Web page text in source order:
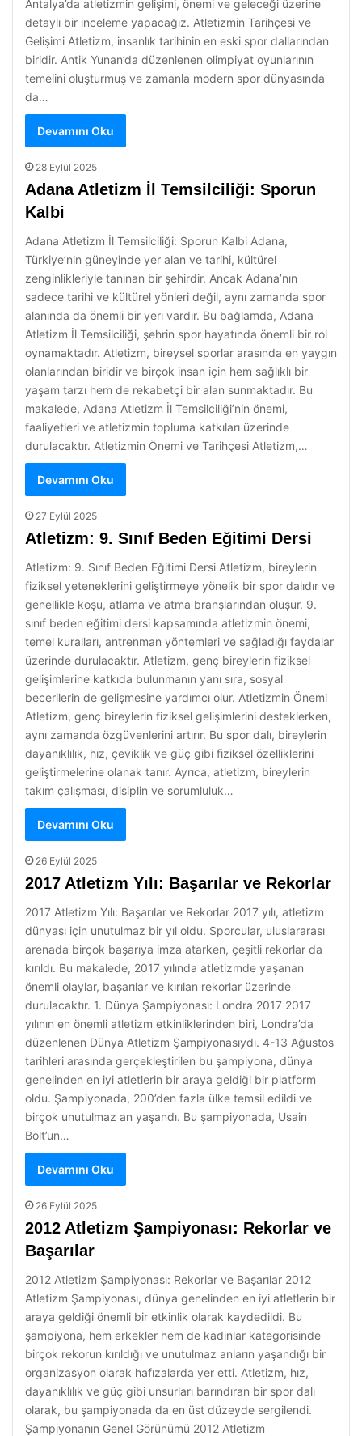
Antalya’da atletizmin gelişimi, önemi ve geleceği üzerine
detaylı bir inceleme yapacağız. Atletizmin Tarihçesi ve
Gelişimi Atletizm, insanlık tarihinin en eski spor dallarından
biridir. Antik Yunan’da düzenlenen olimpiyat oyunlarının
temelini oluşturmuş ve zamanla modern spor dünyasında
da…
Devamını Oku
28 Eylül 2025
Adana Atletizm İl Temsilciliği: Sporun
Kalbi
Adana Atletizm İl Temsilciliği: Sporun Kalbi Adana,
Türkiye’nin güneyinde yer alan ve tarihi, kültürel
zenginlikleriyle tanınan bir şehirdir. Ancak Adana’nın
sadece tarihi ve kültürel yönleri değil, aynı zamanda spor
alanında da önemli bir yeri vardır. Bu bağlamda, Adana
Atletizm İl Temsilciliği, şehrin spor hayatında önemli bir rol
oynamaktadır. Atletizm, bireysel sporlar arasında en yaygın
olanlarından biridir ve birçok insan için hem sağlıklı bir
yaşam tarzı hem de rekabetçi bir alan sunmaktadır. Bu
makalede, Adana Atletizm İl Temsilciliği’nin önemi,
faaliyetleri ve atletizmin topluma katkıları üzerinde
durulacaktır. Atletizmin Önemi ve Tarihçesi Atletizm,…
Devamını Oku
27 Eylül 2025
Atletizm: 9. Sınıf Beden Eğitimi Dersi
Atletizm: 9. Sınıf Beden Eğitimi Dersi Atletizm, bireylerin
fiziksel yeteneklerini geliştirmeye yönelik bir spor dalıdır ve
genellikle koşu, atlama ve atma branşlarından oluşur. 9.
sınıf beden eğitimi dersi kapsamında atletizmin önemi,
temel kuralları, antrenman yöntemleri ve sağladığı faydalar
üzerinde durulacaktır. Atletizm, genç bireylerin fiziksel
gelişimlerine katkıda bulunmanın yanı sıra, sosyal
becerilerin de gelişmesine yardımcı olur. Atletizmin Önemi
Atletizm, genç bireylerin fiziksel gelişimlerini desteklerken,
aynı zamanda özgüvenlerini artırır. Bu spor dalı, bireylerin
dayanıklılık, hız, çeviklik ve güç gibi fiziksel özelliklerini
geliştirmelerine olanak tanır. Ayrıca, atletizm, bireylerin
takım çalışması, disiplin ve sorumluluk…
Devamını Oku
26 Eylül 2025
2017 Atletizm Yılı: Başarılar ve Rekorlar
2017 Atletizm Yılı: Başarılar ve Rekorlar 2017 yılı, atletizm
dünyası için unutulmaz bir yıl oldu. Sporcular, uluslararası
arenada birçok başarıya imza atarken, çeşitli rekorlar da
kırıldı. Bu makalede, 2017 yılında atletizmde yaşanan
önemli olaylar, başarılar ve kırılan rekorlar üzerinde
durulacaktır. 1. Dünya Şampiyonası: Londra 2017 2017
yılının en önemli atletizm etkinliklerinden biri, Londra’da
düzenlenen Dünya Atletizm Şampiyonasıydı. 4-13 Ağustos
tarihleri arasında gerçekleştirilen bu şampiyona, dünya
genelinden en iyi atletlerin bir araya geldiği bir platform
oldu. Şampiyonada, 200’den fazla ülke temsil edildi ve
birçok unutulmaz an yaşandı. Bu şampiyonada, Usain
Bolt’un…
Devamını Oku
26 Eylül 2025
2012 Atletizm Şampiyonası: Rekorlar ve
Başarılar
2012 Atletizm Şampiyonası: Rekorlar ve Başarılar 2012
Atletizm Şampiyonası, dünya genelinden en iyi atletlerin bir
araya geldiği önemli bir etkinlik olarak kaydedildi. Bu
şampiyona, hem erkekler hem de kadınlar kategorisinde
birçok rekorun kırıldığı ve unutulmaz anların yaşandığı bir
organizasyon olarak hafızalarda yer etti. Atletizm, hız,
dayanıklılık ve güç gibi unsurları barındıran bir spor dalı
olarak, bu şampiyonada da en üst düzeyde sergilendi.
Şampiyonanın Genel Görünümü 2012 Atletizm